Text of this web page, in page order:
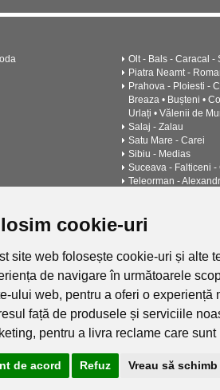
cookie-uri
site web folosește cookie-uri și alte
de navigare în următoarele
ului web, pentru a oferi o experiență
față de produsele și serviciile
, pentru a livra reclame care
de acord Refuz Vreau să
- Viseu de
Olt - Bals - Caracal -
Piatra Neamt -
Prahova - Ploiesti -
Breaza • Bușteni •
Urlați • Vălenii de
Salaj - Zalau
Satu Mare - Carei
Sibiu - Medias
Suceava - Falticeni -
Teleorman -
Valcea - Drăgășani -
Ocnele Mari
Vaslui - Birlad - Husi
Vrancea - Focșani -
Catalogul de instalatii termice, ventilatie si